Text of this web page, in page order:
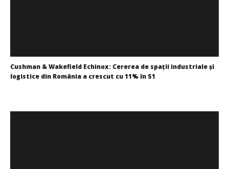
Cushman & Wakefield Echinox: Cererea de spații industriale și
logistice din România a crescut cu 11% în S1